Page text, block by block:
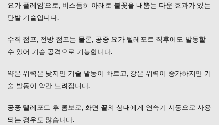
요가 플레임’으로, 비스듬히 아래로 불꽃을 내뿜는 다운 효과가 있는
단발 기술입니다.
수직 점프, 전방 점프는 물론, 공중 요가 텔레포트 직후에도 발동할
수 있어 기습 공격으로 기능합니다.
약은 위력은 낮지만 기술 발동이 빠르고, 강은 위력이 증가하지만 기
술 발동이 약간 느려집니다.
공중 텔레포트 후 콤보로, 화면 끝의 상대에게 연속기 시동으로 사용
되는 경우도 많습니다.